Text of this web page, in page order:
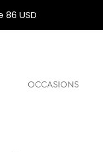
USD
OCCASIONS